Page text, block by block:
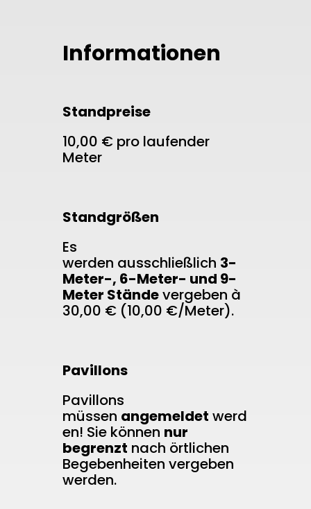
Informationen
Standpreise
10,00 € pro laufender
Meter
Standgrößen
Es
werden ausschließlich 3-
Meter-, 6-Meter- und 9-
Meter Ständevergeben à
30,00 € (10,00 €/Meter).
Pavillons
Pavillons
müssen angemeldet werd
en! Sie können nur
begrenzt nach örtlichen
Begebenheiten vergeben
werden.